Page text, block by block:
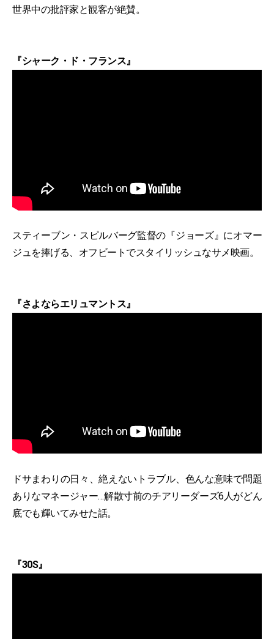
世界中の批評家と観客が絶賛。
『シャーク・ド・フランス』
スティーブン・スピルバーグ監督の『ジョーズ』にオマー
ジュを捧げる、オフビートでスタイリッシュなサメ映画。
『さよならエリュマントス』
ドサまわりの日々、絶えないトラブル、色んな意味で問題
ありなマネージャー…解散寸前のチアリーダーズ6人がどん
底でも輝いてみせた話。
『30S』